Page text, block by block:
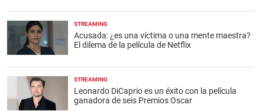
STREAMING
Acusada: ¿es una víctima o una mente maestra?
El dilema de la película de Netflix
STREAMING
Leonardo DiCaprio es un éxito con la película
ganadora de seis Premios Oscar